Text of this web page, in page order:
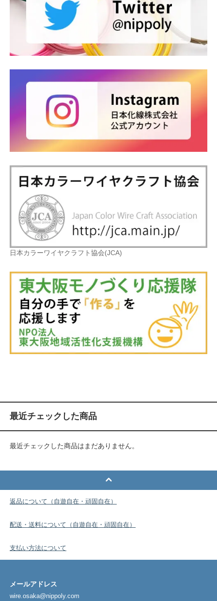
日本カラーワイヤクラフト協会(JCA)
最近チェックした商品
最近チェックした商品はまだありません。
返品について（自遊自在・頑固自在）
配送・送料について（自遊自在・頑固自在）
支払い方法について
メールアドレス
wire.osaka@nippoly.com